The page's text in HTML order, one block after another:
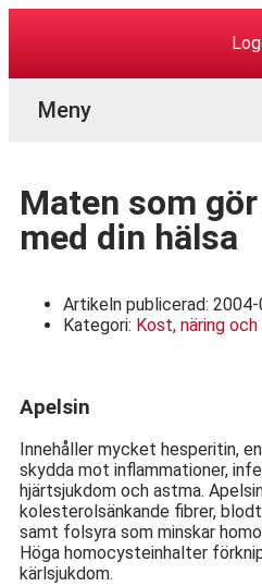
Maten som
med din hälsa
Artikeln publicerad: 2004-
Kategori: Kost, näring
Apelsin
Innehåller mycket hesperitin,
skydda mot inflammationer,
hjärtsjukdom och astma.
kolesterolsänkande fibrer,
samt folsyra som minskar
Höga homocysteinhalter
kärlsjukdom.